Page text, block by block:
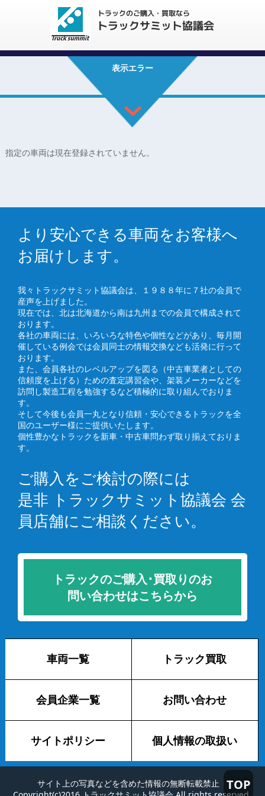
TOP
表示エラー
指定の車両は現在登録されていません。
より安心できる車両をお客様へ
お届けします。
我々トラックサミット協議会は、１９８８年に７社の会員で
産声を上げました。
現在では、北は北海道から南は九州までの会員で構成されて
おります。
各社の車両には、いろいろな特色や個性などがあり、毎月開
催している例会では会員同士の情報交換なども活発に行って
おります。
また、会員各社のレベルアップを図る（中古車業者としての
信頼度を上げる）ための査定講習会や、架装メーカーなどを
訪問し製造工程を勉強するなど積極的に取り組んでおりま
す。
そして今後も会員一丸となり信頼・安心できるトラックを全
国のユーザー様にご提供いたします。
個性豊かなトラックを新車・中古車問わず取り揃えておりま
す。
ご購入をご検討の際には
是非 トラックサミット協議会 会
員店舗にご相談ください。
トラックのご購入･買取りのお
問い合わせはこちらから
車両一覧 トラック買取
会員企業一覧 お問い合わせ
サイトポリシー 個人情報の取扱い
サイト上の写真などを含めた情報の無断転載禁止